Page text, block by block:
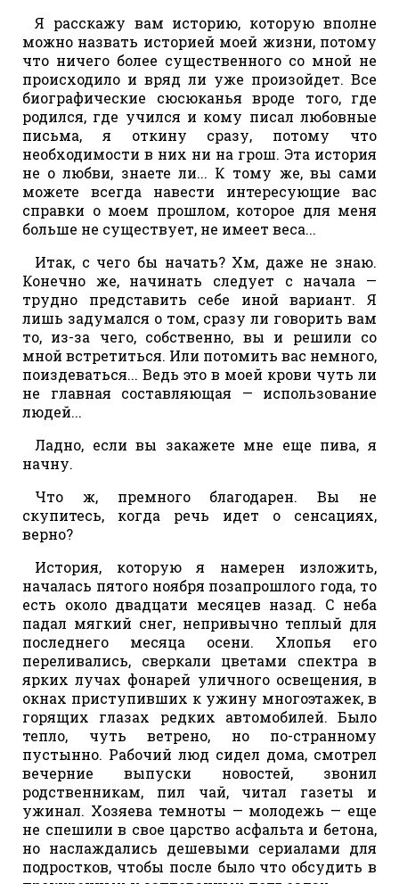
Я расскажу вам историю, которую вполне
можно назвать историей моей жизни, потому
что ничего более существенного со мной не
происходило и вряд ли уже произойдет. Все
биографические сюсюканья вроде того, где
родился, где учился и кому писал любовные
письма, я откину сразу, потому что
необходимости в них ни на грош. Эта история
не о любви, знаете ли... К тому же, вы сами
можете всегда навести интересующие вас
справки о моем прошлом, которое для меня
больше не существует, не имеет веса...
Итак, с чего бы начать? Хм, даже не знаю.
Конечно же, начинать следует с начала —
трудно представить себе иной вариант. Я
лишь задумался о том, сразу ли говорить вам
то, из-за чего, собственно, вы и решили со
мной встретиться. Или потомить вас немного,
поиздеваться... Ведь это в моей крови чуть ли
не главная составляющая — использование
людей...
Ладно, если вы закажете мне еще пива, я
начну.
Что ж, премного благодарен. Вы не
скупитесь, когда речь идет о сенсациях,
верно?
История, которую я намерен изложить,
началась пятого ноября позапрошлого года, то
есть около двадцати месяцев назад. С неба
падал мягкий снег, непривычно теплый для
последнего месяца осени. Хлопья его
переливались, сверкали цветами спектра в
ярких лучах фонарей уличного освещения, в
окнах приступивших к ужину многоэтажек, в
горящих глазах редких автомобилей. Было
тепло, чуть ветрено, но по-странному
пустынно. Рабочий люд сидел дома, смотрел
вечерние выпуски новостей, звонил
родственникам, пил чай, читал газеты и
ужинал. Хозяева темноты — молодежь — еще
не спешили в свое царство асфальта и бетона,
но наслаждались дешевыми сериалами для
подростков, чтобы после было что обсудить в